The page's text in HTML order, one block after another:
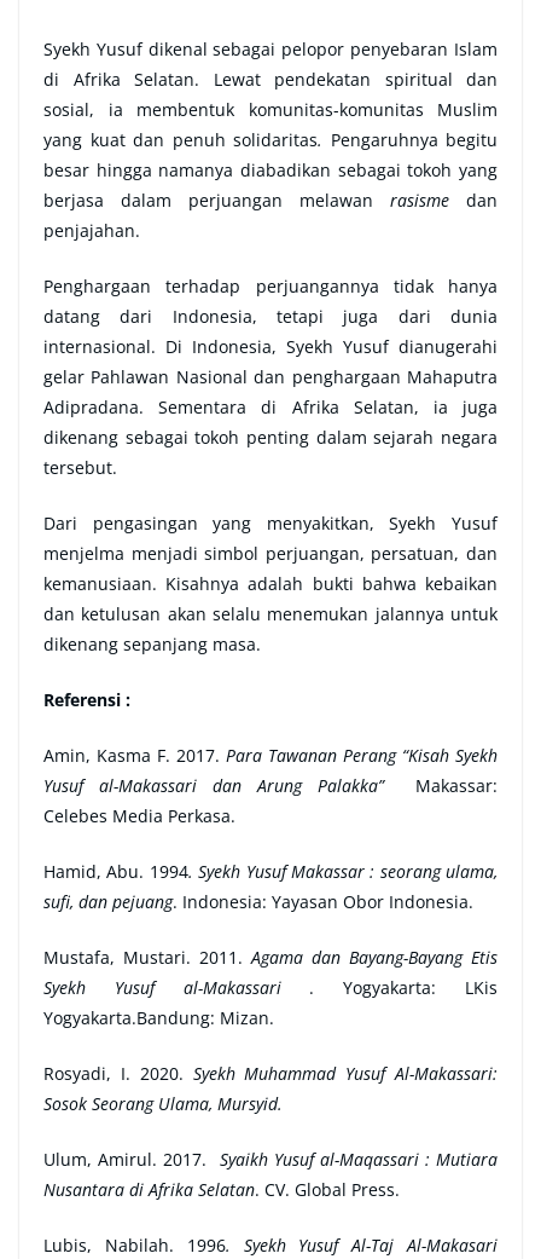
Syekh Yusuf dikenal sebagai pelopor penyebaran Islam
di Afrika Selatan. Lewat pendekatan spiritual dan
sosial, ia membentuk komunitas-komunitas Muslim
yang kuat dan penuh solidaritas. Pengaruhnya begitu
besar hingga namanya diabadikan sebagai tokoh yang
berjasa dalam perjuangan melawan rasisme dan
penjajahan.
Penghargaan terhadap perjuangannya tidak hanya
datang dari Indonesia, tetapi juga dari dunia
internasional. Di Indonesia, Syekh Yusuf dianugerahi
gelar Pahlawan Nasional dan penghargaan Mahaputra
Adipradana. Sementara di Afrika Selatan, ia juga
dikenang sebagai tokoh penting dalam sejarah negara
tersebut.
Dari pengasingan yang menyakitkan, Syekh Yusuf
menjelma menjadi simbol perjuangan, persatuan, dan
kemanusiaan. Kisahnya adalah bukti bahwa kebaikan
dan ketulusan akan selalu menemukan jalannya untuk
dikenang sepanjang masa.
Referensi :
Amin, Kasma F. 2017. Para Tawanan Perang “Kisah Syekh
Yusuf al-Makassari dan Arung Palakka” Makassar:
Celebes Media Perkasa.
Hamid, Abu. 1994. Syekh Yusuf Makassar : seorang ulama,
sufi, dan pejuang. Indonesia: Yayasan Obor Indonesia.
Mustafa, Mustari. 2011.Agama dan Bayang-Bayang Etis
Syekh Yusuf al-Makassari. Yogyakarta: LKis
Yogyakarta.Bandung: Mizan.
Rosyadi, I. 2020. Syekh Muhammad Yusuf Al-Makassari:
Sosok Seorang Ulama, Mursyid.
Ulum, Amirul. 2017. Syaikh Yusuf al-Maqassari : Mutiara
Nusantara di Afrika Selatan. CV. Global Press.
Lubis, Nabilah. 1996. Syekh Yusuf Al-Taj Al-Makasari